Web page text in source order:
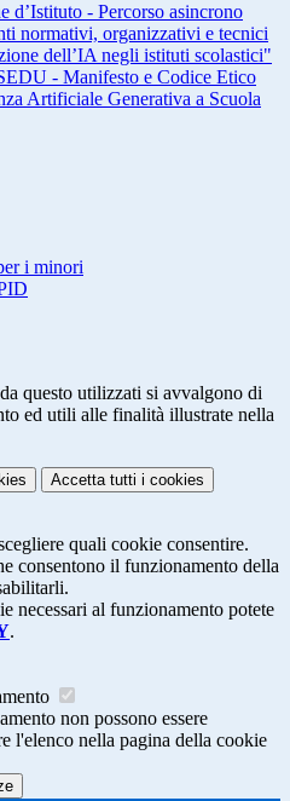
d’Istituto - Percorso asincrono
normativi, organizzativi e tecnici
dell’IA negli istituti scolastici"
- Manifesto e Codice Etico
Artificiale Generativa a Scuola
i minori
questo utilizzati si avvalgono di
ed utili alle finalità illustrate nella
Accetta tutti i cookies
quali cookie consentire.
consentono il funzionamento della
necessari al funzionamento potete
.
non possono essere
l'elenco nella pagina della cookie